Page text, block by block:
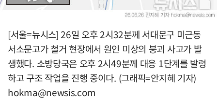
[서울=뉴시스] 26일 오후 2시32분께 서대문구 미근동
서소문고가 철거 현장에서 원인 미상의 붕괴 사고가 발
생했다. 소방당국은 오후 2시49분께 대응 1단계를 발령
하고 구조 작업을 진행 중이다. (그래픽=안지혜 기자)
hokma@newsis.com